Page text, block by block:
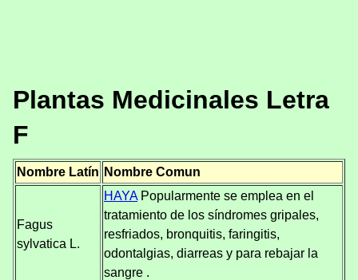
Plantas Medicinales Letra
F
Nombre Latín Nombre Comun
Fagus
sylvatica L.
HAYAPopularmente se emplea en el
tratamiento de los síndromes gripales,
resfriados, bronquitis, faringitis,
odontalgias, diarreas y para rebajar la
sangre .